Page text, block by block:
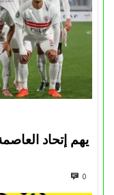
يهم إتحاد
0